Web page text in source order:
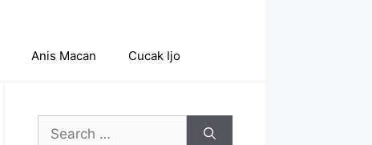
Anis Macan Cucak Ijo
Search